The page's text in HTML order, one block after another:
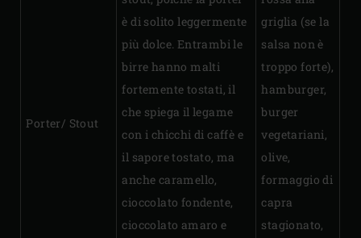
Porter/ Stout
è di solito leggermente
più dolce. Entrambi le
birre hanno malti
fortemente tostati, il
che spiega il legame
con i chicchi di caffè e
il sapore tostato, ma
anche caramello,
cioccolato fondente,
cioccolato amaro e
griglia (se la
salsa non è
troppo forte),
hamburger,
burger
vegetariani,
olive,
formaggio di
capra
stagionato,